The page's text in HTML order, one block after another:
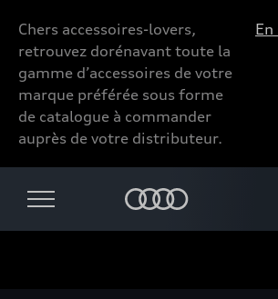
Chers accessoires-lovers,
retrouvez dorénavant toute la
gamme d’accessoires de votre
marque préférée sous forme
de catalogue à commander
auprès de votre distributeur.